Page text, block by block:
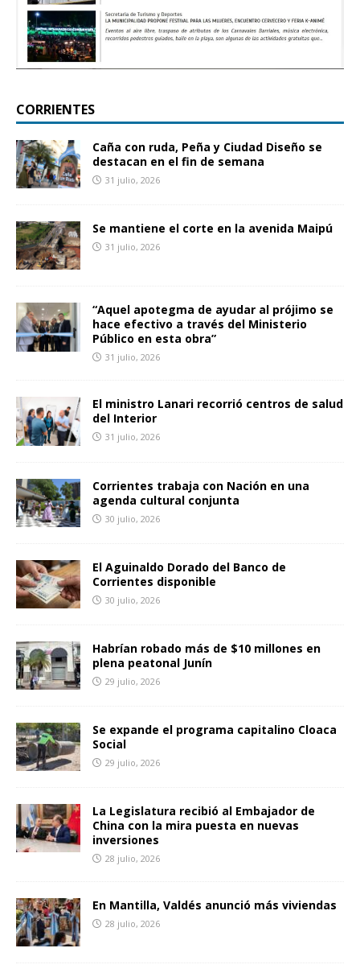
CORRIENTES
Caña con ruda, Peña y Ciudad Diseño se
destacan en el fin de semana
31 julio, 2026
Se mantiene el corte en la avenida Maipú
31 julio, 2026
“Aquel apotegma de ayudar al prójimo se
hace efectivo a través del Ministerio
Público en esta obra”
31 julio, 2026
El ministro Lanari recorrió centros de salud
del Interior
31 julio, 2026
Corrientes trabaja con Nación en una
agenda cultural conjunta
30 julio, 2026
El Aguinaldo Dorado del Banco de
Corrientes disponible
30 julio, 2026
Habrían robado más de $10 millones en
plena peatonal Junín
29 julio, 2026
Se expande el programa capitalino Cloaca
Social
29 julio, 2026
La Legislatura recibió al Embajador de
China con la mira puesta en nuevas
inversiones
28 julio, 2026
En Mantilla, Valdés anunció más viviendas
28 julio, 2026